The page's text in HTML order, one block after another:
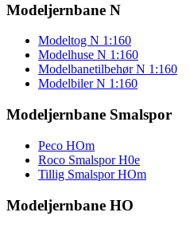
Modeljernbane N
Modeltog N 1:160
Modelhuse N 1:160
Modelbanetilbehør N 1:160
Modelbiler N 1:160
Modeljernbane Smalspor
Peco HOm
Roco Smalspor H0e
Tillig Smalspor HOm
Modeljernbane HO